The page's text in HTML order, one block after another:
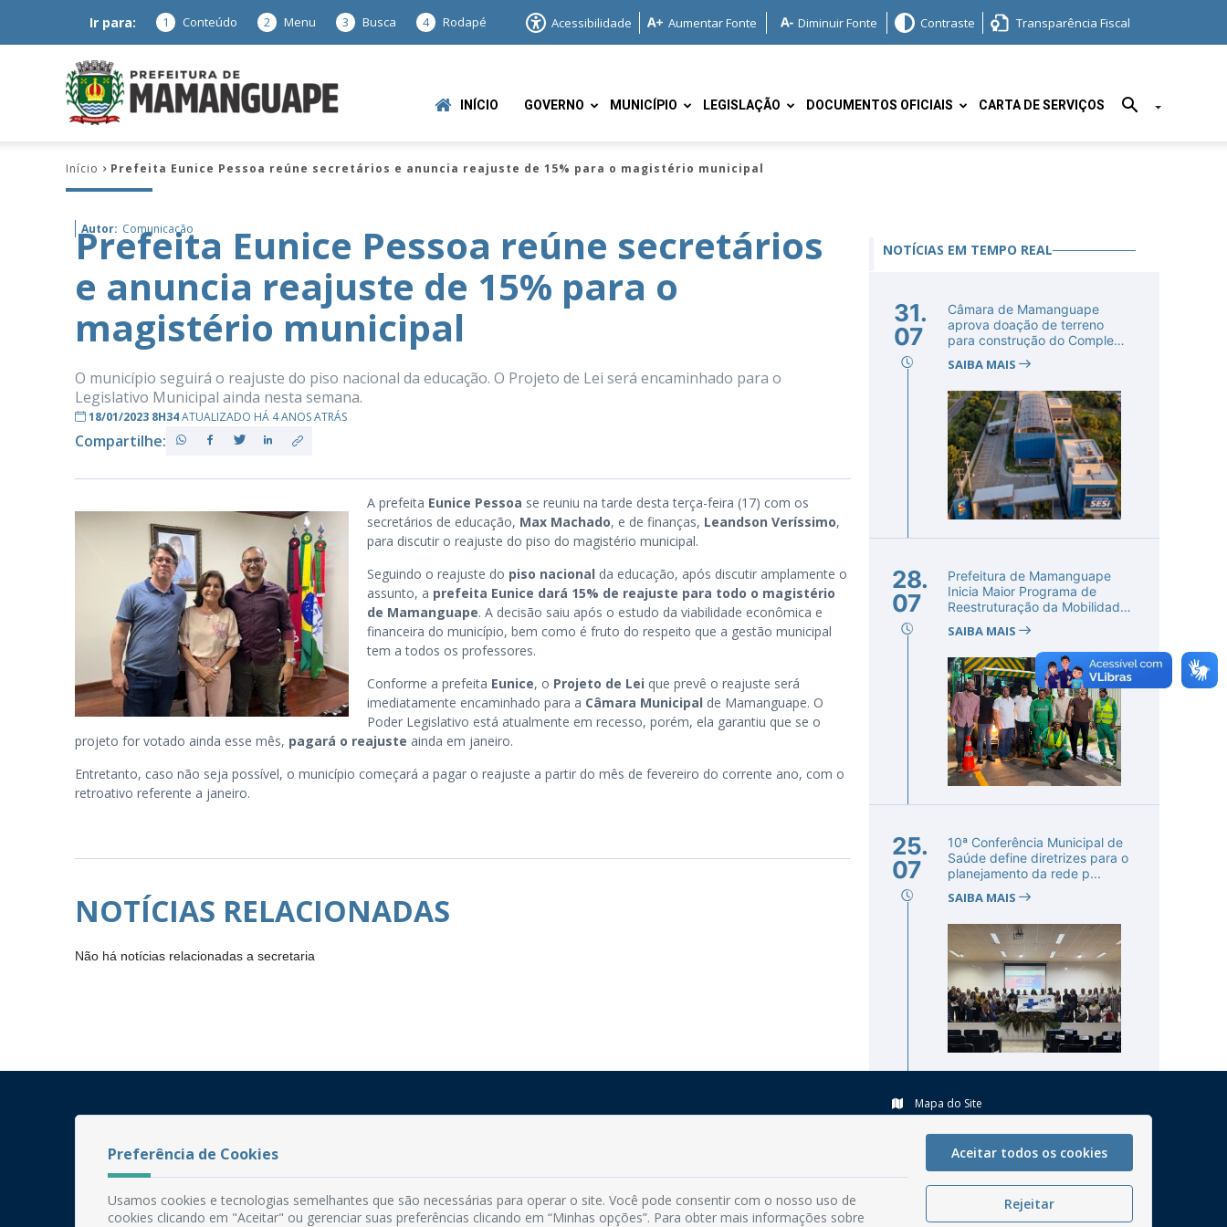
Ir para: 1 Conteúdo 2 Menu 3 Busca 4 Rodapé Acessibilidade Aumentar Fonte Diminuir Fonte Contraste Transparência Fiscal
Mamanguape
–
PB
INÍCIO GOVERNO MUNICÍPIO LEGISLAÇÃO DOCUMENTOS OFICIAIS CARTA DE SERVIÇOS
Início Prefeita Eunice Pessoa reúne secretários e anuncia reajuste de 15% para o magistério municipal
Autor: Comunicação
Prefeita Eunice Pessoa reúne secretários
e anuncia reajuste de 15% para o
magistério municipal
O município seguirá o reajuste do piso nacional da educação. O Projeto de Lei será encaminhado para o
Legislativo Municipal ainda nesta semana.
18/01/2023 8H34ATUALIZADO HÁ 4 ANOS ATRÁS
Compartilhe:
A prefeita Eunice Pessoa se reuniu na tarde desta terça-feira (17) com os
secretários de educação, Max Machado, e de finanças, Leandson Veríssimo,
para discutir o reajuste do piso do magistério municipal.
Seguindo o reajuste do piso nacional da educação, após discutir amplamente o
assunto, a prefeita Eunice dará 15% de reajuste para todo o magistério
de Mamanguape. A decisão saiu após o estudo da viabilidade econômica e
financeira do município, bem como é fruto do respeito que a gestão municipal
tem a todos os professores.
Conforme a prefeita Eunice, o Projeto de Lei que prevê o reajuste será
imediatamente encaminhado para a Câmara Municipal de Mamanguape. O
Poder Legislativo está atualmente em recesso, porém, ela garantiu que se o
projeto for votado ainda esse mês, pagará o reajuste ainda em janeiro.
Entretanto, caso não seja possível, o município começará a pagar o reajuste a partir do mês de fevereiro do corrente ano, com o
retroativo referente a janeiro.
NOTÍCIAS RELACIONADAS
Não há notícias relacionadas a secretaria
NOTÍCIAS EM TEMPO REAL
31.
07
Câmara de Mamanguape
aprova doação de terreno
para construção do Complexo
SAIBA MAIS
28.
07
Prefeitura de Mamanguape
Inicia Maior Programa de
Reestruturação da Mobilidade
SAIBA MAIS
25.
07
10ª Conferência Municipal de
Saúde define diretrizes para o
planejamento da rede p...
SAIBA MAIS
Email: comunicacao@mamanguape.pb.gov.br
Expediente: Segunda à Sexta, das 08h às 13h
Mapa do Site
Perguntas frequentes
Manual de Navegação
Glossário
Preferência de Cookies
Usamos cookies e tecnologias semelhantes que são necessárias para operar o site. Você pode consentir com o nosso uso de
cookies clicando em "Aceitar" ou gerenciar suas preferências clicando em “Minhas opções”. Para obter mais informações sobre
Aceitar todos os cookies
Rejeitar